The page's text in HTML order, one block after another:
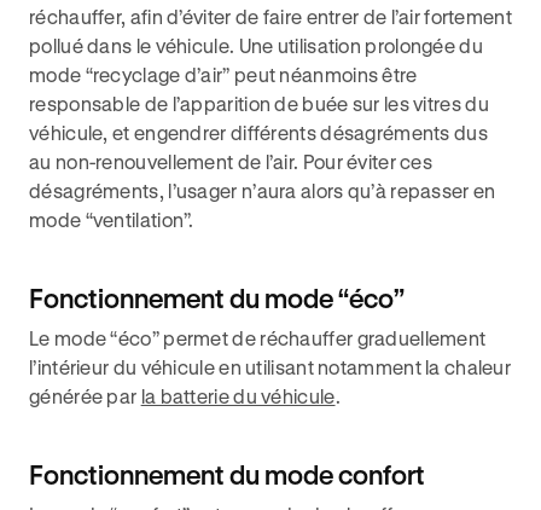
réchauffer, afin d’éviter de faire entrer de l’air fortement
pollué dans le véhicule. Une utilisation prolongée du
mode “recyclage d’air” peut néanmoins être
responsable de l’apparition de buée sur les vitres du
véhicule, et engendrer différents désagréments dus
au non-renouvellement de l’air. Pour éviter ces
désagréments, l’usager n’aura alors qu’à repasser en
mode “ventilation”.
Fonctionnement du mode “éco”
Le mode “éco” permet de réchauffer graduellement
l’intérieur du véhicule en utilisant notamment la chaleur
générée par la batterie du véhicule.
Fonctionnement du mode confort